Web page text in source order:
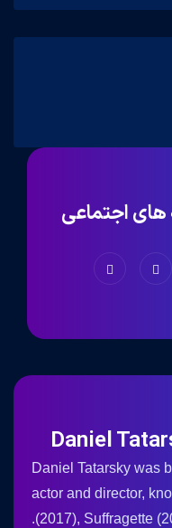
های اجتماعی
Daniel Tatarsky was
actor and director,
(2017), Suffragette